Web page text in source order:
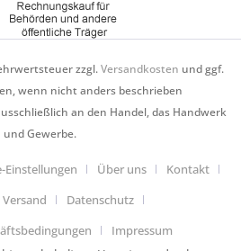
zzgl.Versandkosten und ggf.
wenn nicht anders beschrieben
an den Handel, das Handwerk
und Gewerbe.
Einstellungen Über uns
Kontakt
Datenschutz
Impressum